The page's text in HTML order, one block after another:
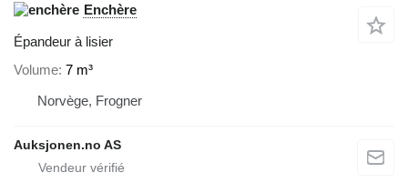
Enchère
Épandeur à lisier
Volume 7 m³
Norvège, Frogner
Auksjonen.no AS